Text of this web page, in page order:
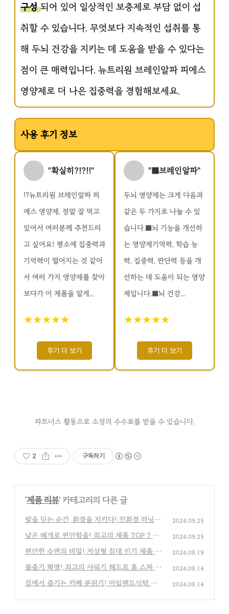
구성되어 있어 일상적인 보충제로 부담 없이 섭
취할 수 있습니다. 무엇보다 지속적인 섭취를 통
해 두뇌 건강을 지키는 데 도움을 받을 수 있다는
점이 큰 매력입니다. 뉴트리원 브레인알파 피에스
영양제로 더 나은 집중력을 경험해보세요.
사용 후기 정보
"확실히?!?!!"
⁉️뉴트리원 브레인알파 피
에스 영양제, 정말 잘 먹고
있어서 여러분께 추천드리
고 싶어요! 평소에 집중력과
기억력이 떨어지는 것 같아
서 여러 가지 영양제를 찾아
보다가 이 제품을 알게...
★★★★★
후기 더 보기
"■브레인알파"
두뇌 영양제는 크게 다음과
같은 두 가지로 나눌 수 있
습니다.■뇌 기능을 개선하
는 영양제기억력, 학습 능
력, 집중력, 판단력 등을 개
선하는 데 도움이 되는 영양
제입니다.■뇌 건강...
★★★★★
후기 더 보기
파트너스 활동으로 소정의 수수료를 받을 수 있습니다.
2 구독하기
'제품 리뷰' 카테고리의 다른 글
발을 딛는 순간, 환경을 지키다! 친환경 러닝화
TOP 7 소개
2024.09.25
낮은 베개로 편안함을! 최고의 제품 TOP 7 추
천
2024.09.25
편안한 수면의 비밀! 저상형 침대 인기 제품 5
2024.09.19
물줄기 혁명! 최고의 샤워기 헤드로 홈 스파 즐
기기 추천 제품 베스트 7
2024.09.14
집에서 즐기는 카페 분위기! 아일랜드식탁 추
2024.09.14